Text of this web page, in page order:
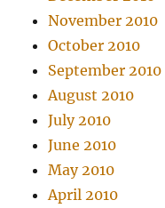
November 2010
October 2010
September 2010
August 2010
July 2010
June 2010
May 2010
April 2010